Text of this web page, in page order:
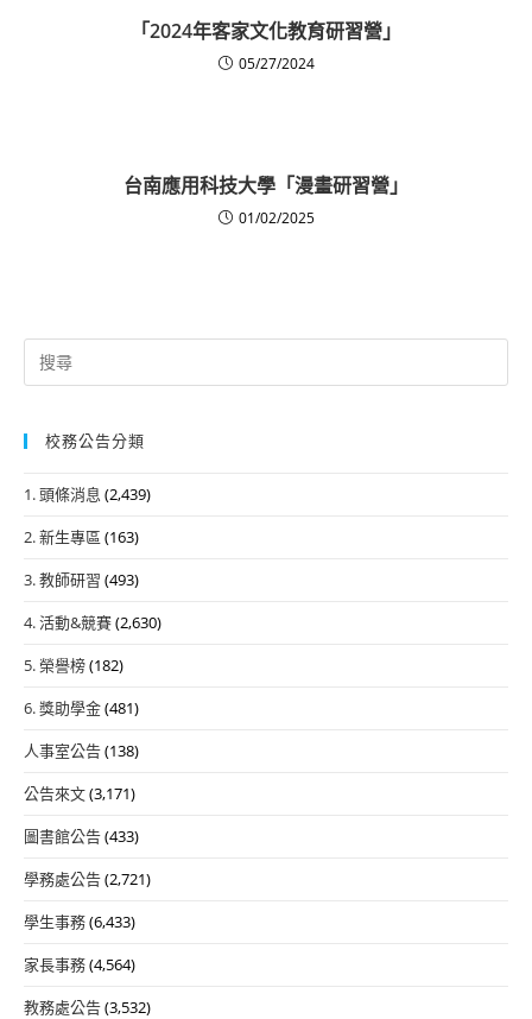
「2024年客家文化教育研習營」
05/27/2024
台南應用科技大學「漫畫研習營」
01/02/2025
Search
for:
校務公告分類
1. 頭條消息 (2,439)
2. 新生專區 (163)
3. 教師研習 (493)
4. 活動&競賽(2,630)
5. 榮譽榜(182)
6. 獎助學金(481)
人事室公告(138)
公告來文(3,171)
圖書館公告(433)
學務處公告(2,721)
學生事務(6,433)
家長事務(4,564)
教務處公告(3,532)